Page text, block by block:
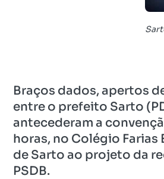
Braços dados, apertos
entre o prefeito Sarto
antecederam a
horas, no Colégio
de Sarto ao projeto da
PSDB.